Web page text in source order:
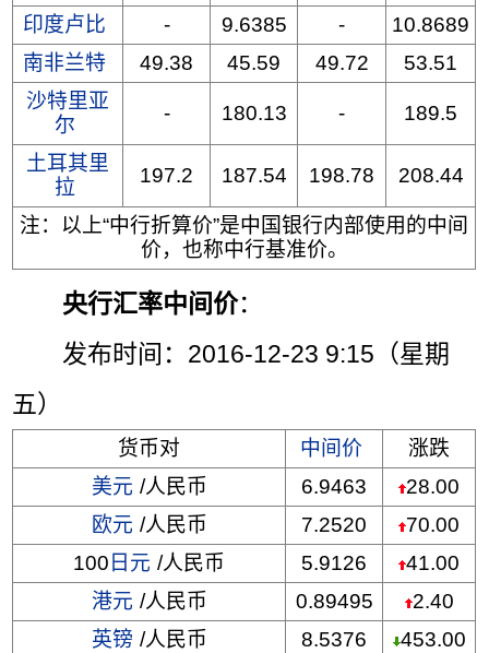
印度卢比 - 9.6385 -
10.8689
南非兰特
49.38 45.59 49.72
53.51
沙特里亚
尔
- 180.13 - 189.5
土耳其里
拉
197.2 187.54 198.78 208.44
注：以上“中行折算价”是中国银行内部使用的中间
价，也称中行基准价。
央行汇率中间价：
发布时间：2016-12-23 9:15（星期
五）
货币对 中间价
涨跌
美元 /人民币 6.9463
28.00
欧元 /人民币 7.2520
70.00
100 日元 /人民币 5.9126
41.00
港元 /人民币 0.89495
2.40
英镑 /人民币 8.5376
453.00